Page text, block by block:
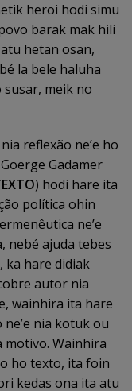
heroi hodi simu
barak mak hili
hetan osan,
la bele haluha
meik no
reflexão ne’e ho
Gadamer
) hodi hare ita
política ohin
ne’e
nebé ajuda tebes
ka hare didiak
autor nia
wainhira ita hare
nia kotuk ou
Wainhira
ho texto, ita foin
kedas ona ita atu